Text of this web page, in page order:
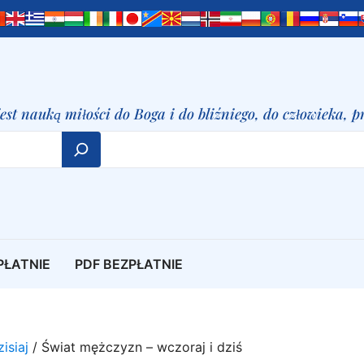
nauką miłości do Boga i do bliźniego, do człowieka,
PDF BEZPŁATNIE
/ Świat mężczyzn – wczoraj i dziś